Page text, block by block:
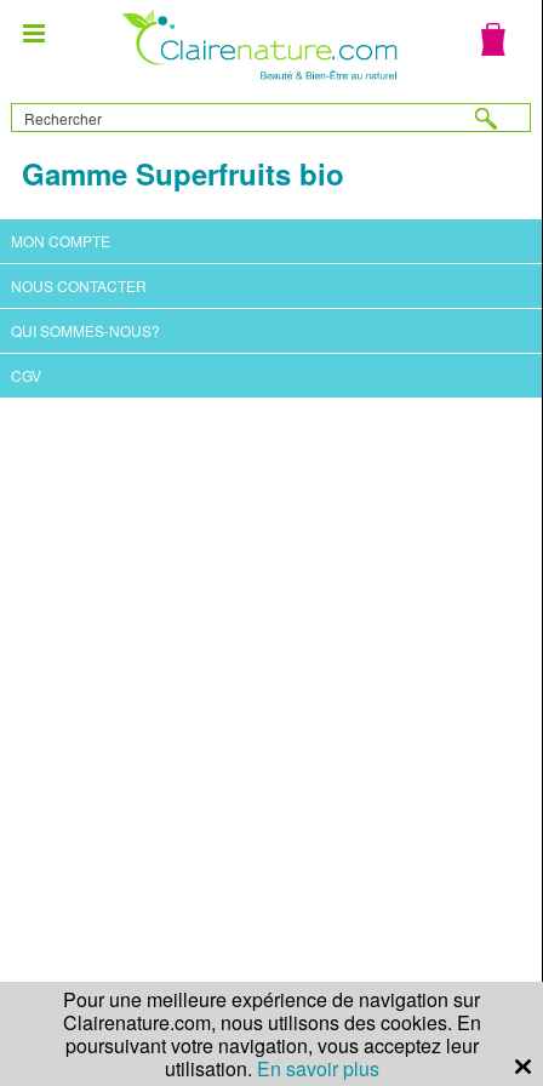
Gamme Superfruits bio
MON COMPTE
NOUS CONTACTER
QUI SOMMES-NOUS?
CGV
Pour une meilleure expérience de navigation sur
Clairenature.com, nous utilisons des cookies. En
poursuivant votre navigation, vous acceptez leur
utilisation. En savoir plus